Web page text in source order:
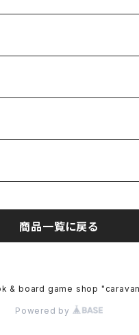
商品一覧に戻る
& board game shop
Powered by